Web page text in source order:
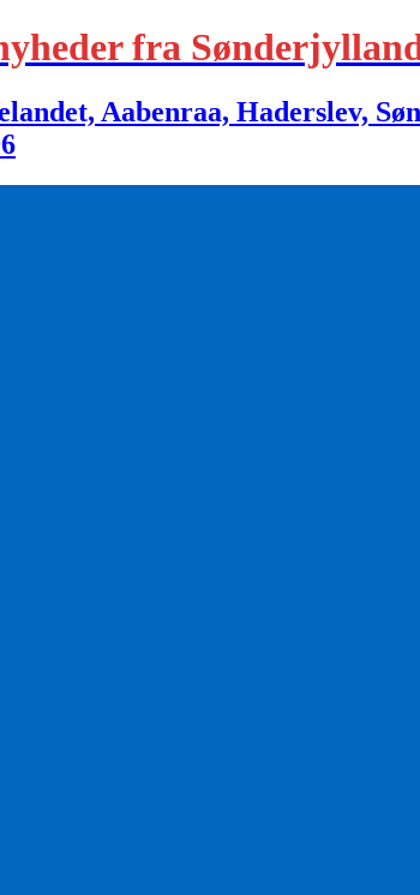
fra
Aabenraa, Haderslev,